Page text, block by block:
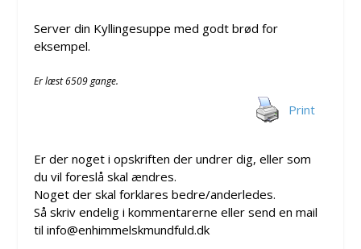
Server din Kyllingesuppe med godt brød for
eksempel.
Er læst 6509 gange.
Print
Er der noget i opskriften der undrer dig, eller som
du vil foreslå skal ændres.
Noget der skal forklares bedre/anderledes.
Så skriv endelig i kommentarerne eller send en mail
til info@enhimmelskmundfuld.dk